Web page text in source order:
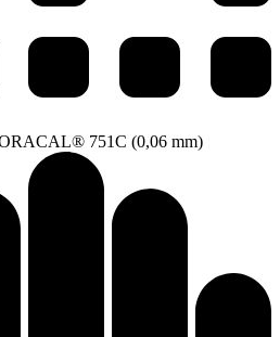
751C (0,06 mm)